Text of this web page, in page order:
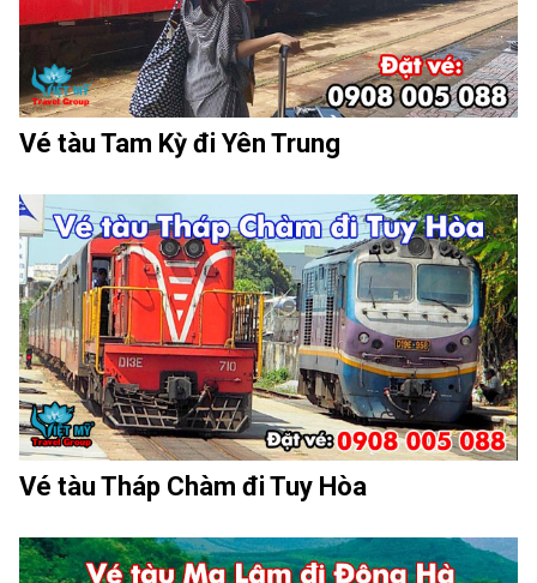
Vé tàu Tam Kỳ đi Yên Trung
Vé tàu Tháp Chàm đi Tuy Hòa